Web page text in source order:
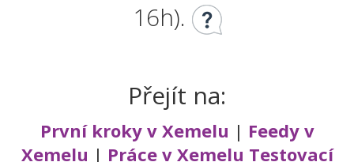
16h).
Přejít na:
První kroky v Xemelu | Feedy v
Xemelu | Práce v Xemelu Testovací